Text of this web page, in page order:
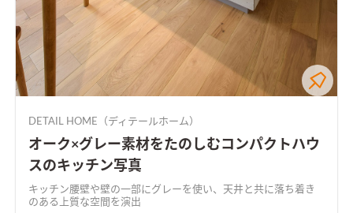
DETAIL HOME（ディテールホーム）
オーク×グレー素材をたのしむコンパクトハウ
スのキッチン写真
キッチン腰壁や壁の一部にグレーを使い、天井と共に落ち着き
のある上質な空間を演出